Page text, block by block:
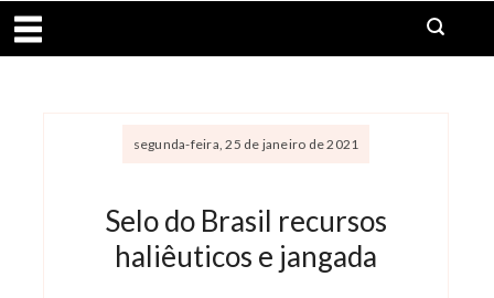
Abrir menu
segunda-feira, 25 de janeiro de 2021
Selo do Brasil recursos
haliêuticos e jangada